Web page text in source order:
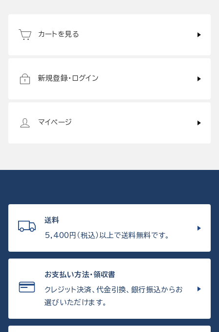
カートを見る
新規登録・ログイン
マイページ
送料
5,400円（税込）以上で送料無料です。
お支払い方法・領収書
クレジット決済、代金引換、銀行振込からお
選びいただけます。